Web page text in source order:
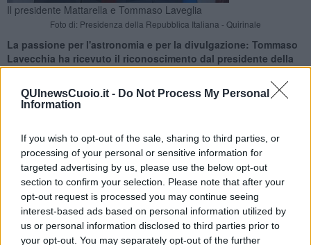
QUInewsCuoio.it - Do Not Process My Personal
Information
If you wish to opt-out of the sale, sharing to third parties, or
processing of your personal or sensitive information for
targeted advertising by us, please use the below opt-out
section to confirm your selection. Please note that after your
opt-out request is processed you may continue seeing
interest-based ads based on personal information utilized by
us or personal information disclosed to third parties prior to
your opt-out. You may separately opt-out of the further
Il presidente Mattarella e Tommaso Laveglia
Foto di: Presidenza della Repubblica Italiana - Quirinale
La passione per l'astronomia e per la divulgazione: Tommaso
Lavecchia ha ricevuto il riconoscimento dal presidente della
Repubblica
SAN MINIATO —15 anni e già Alfiere della Repubblica:Tommaso
Lavecchiaè tra i 28 ragazzi italiani nominatiAlfieri della
Repubblica dal Presidente Sergio Mattarella. La cerimonia si è
svolta alPalazzo del Quirinale, dove il giovane di Roffia ha
ricevuto il prestigioso riconoscimento.
Tommaso si è distinto per la suapassione per l’astronomia e per